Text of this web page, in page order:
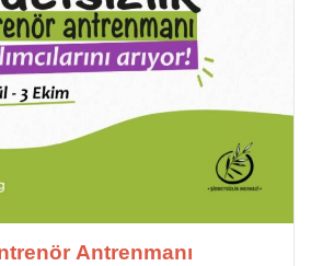
Antrenmanı